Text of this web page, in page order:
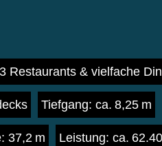
Restaurants & vielfache
Tiefgang: ca. 8,25 m
37,2 m Leistung: ca.